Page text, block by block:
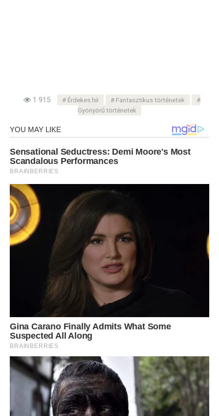
1 915 Érdekes hír
Fantasztikus történetek
Gyönyörű történetek